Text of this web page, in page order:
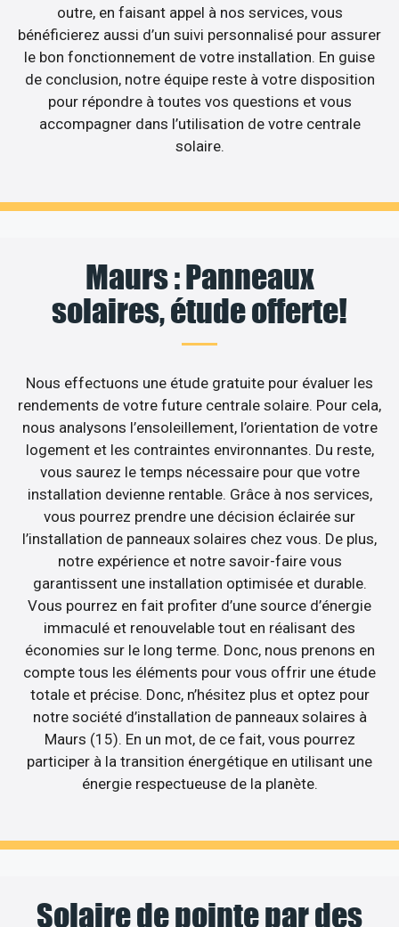
outre, en faisant appel à nos services, vous
bénéficierez aussi d’un suivi personnalisé pour assurer
le bon fonctionnement de votre installation. En guise
de conclusion, notre équipe reste à votre disposition
pour répondre à toutes vos questions et vous
accompagner dans l’utilisation de votre centrale
solaire.
Maurs : Panneaux
solaires, étude offerte!
Nous effectuons une étude gratuite pour évaluer les
rendements de votre future centrale solaire. Pour cela,
nous analysons l’ensoleillement, l’orientation de votre
logement et les contraintes environnantes. Du reste,
vous saurez le temps nécessaire pour que votre
installation devienne rentable. Grâce à nos services,
vous pourrez prendre une décision éclairée sur
l’installation de panneaux solaires chez vous. De plus,
notre expérience et notre savoir-faire vous
garantissent une installation optimisée et durable.
Vous pourrez en fait profiter d’une source d’énergie
immaculé et renouvelable tout en réalisant des
économies sur le long terme. Donc, nous prenons en
compte tous les éléments pour vous offrir une étude
totale et précise. Donc, n’hésitez plus et optez pour
notre société d’installation de panneaux solaires à
Maurs (15). En un mot, de ce fait, vous pourrez
participer à la transition énergétique en utilisant une
énergie respectueuse de la planète.
Solaire de pointe par des